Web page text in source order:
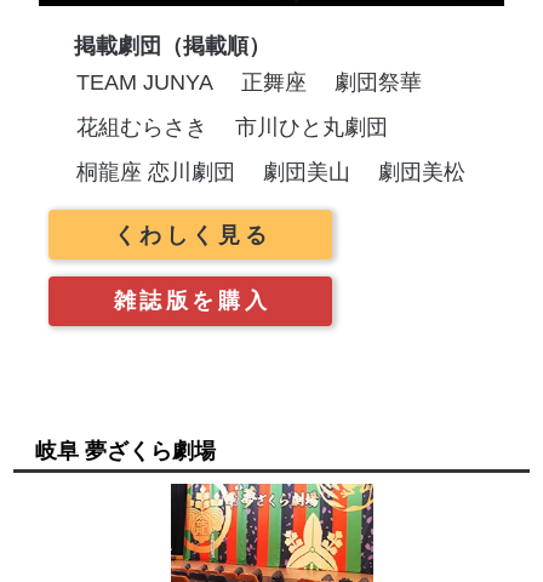
掲載劇団（掲載順）
TEAM JUNYA
正舞座
劇団祭華
花組むらさき
市川ひと丸劇団
桐龍座 恋川劇団
劇団美山 劇団美松
くわしく見る
雑誌版を購入
岐阜 夢ざくら劇場